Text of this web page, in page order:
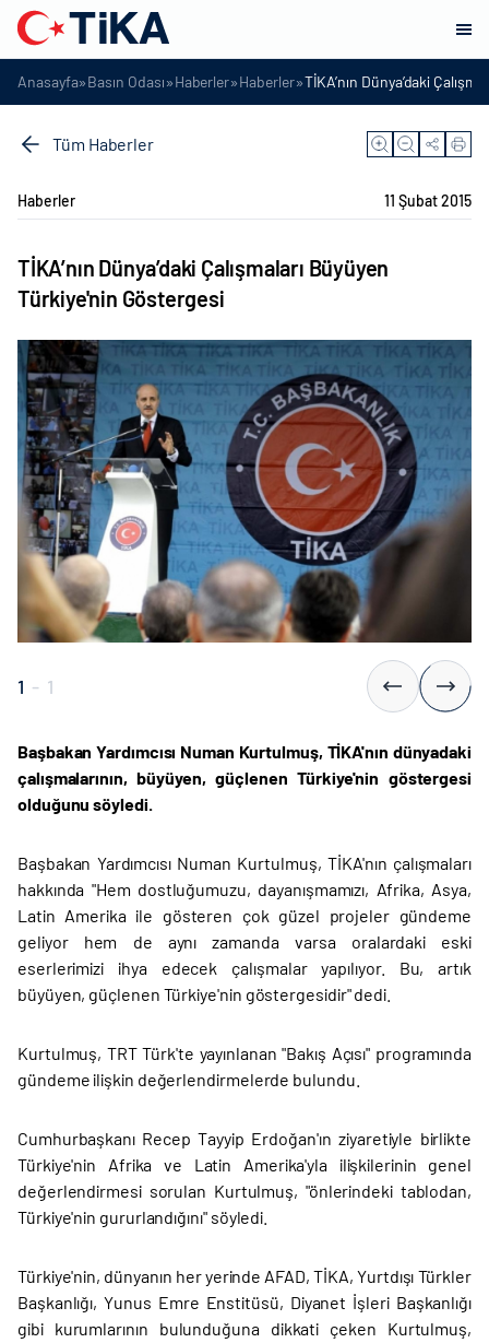
Anasayfa»Basın Odası»Haberler»Haberler»TİKA’nın Dünya’daki
Tüm Haberler
Haberler 11 Şubat 2015
TİKA’nın Dünya’daki Çalışmaları Büyüyen
Türkiye'nin Göstergesi
1 - 1
Başbakan Yardımcısı Numan Kurtulmuş, TİKA'nın dünyadaki
çalışmalarının, büyüyen, güçlenen Türkiye'nin göstergesi
olduğunu söyledi.
Başbakan Yardımcısı Numan Kurtulmuş, TİKA'nın çalışmaları
hakkında "Hem dostluğumuzu, dayanışmamızı, Afrika, Asya,
Latin Amerika ile gösteren çok güzel projeler gündeme
geliyor hem de aynı zamanda varsa oralardaki eski
eserlerimizi ihya edecek çalışmalar yapılıyor. Bu, artık
büyüyen, güçlenen Türkiye'nin göstergesidir" dedi.
Kurtulmuş, TRT Türk'te yayınlanan "Bakış Açısı" programında
gündeme ilişkin değerlendirmelerde bulundu.
Cumhurbaşkanı Recep Tayyip Erdoğan'ın ziyaretiyle birlikte
Türkiye'nin Afrika ve Latin Amerika'yla ilişkilerinin genel
değerlendirmesi sorulan Kurtulmuş, "önlerindeki tablodan,
Türkiye'nin gururlandığını" söyledi.
Türkiye'nin, dünyanın her yerinde AFAD, TİKA, Yurtdışı Türkler
Başkanlığı, Yunus Emre Enstitüsü, Diyanet İşleri Başkanlığı
gibi kurumlarının bulunduğuna dikkati çeken Kurtulmuş,